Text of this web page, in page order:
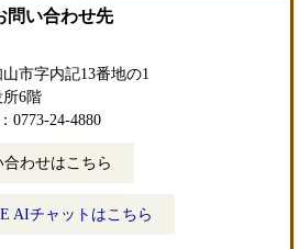
問い合わせ先
市字内記13番地の1
6階
0773-24-4880
わせはこちら
AIチャットはこちら